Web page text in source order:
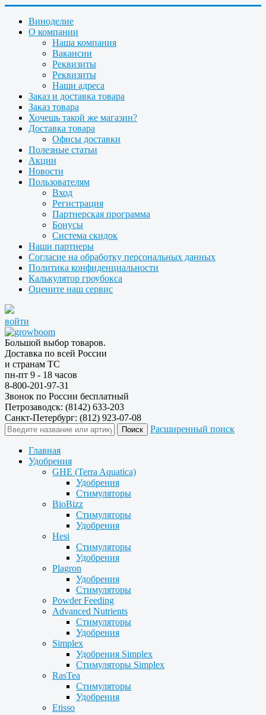
Виноделие
О компании
Наша компания
Вакансии
Реквизиты
Реквизиты
Наши адреса
Заказ и доставка товара
Заказ товара
Хочешь такой же магазин?
Доставка товара
Офисы доставки
Полезные статьи
Акции
Новости
Пользователям
Вход
Регистрация
Партнерская программа
Бонусы
Система скидок
Наши партнеры
Согласие на обработку персональных данных
Политика конфиденциальности
Калькулятор гроубокса
Оцените наш сервис
войти
Большой выбор товаров.
Доставка по всей России
и странам ТС
пн-пт 9 - 18 часов
8-800-201-97-31
Звонок по России бесплатный
Петрозаводск: (8142) 633-203
Санкт-Петербург: (812) 923-07-08
Расширенный поиск
Главная
Удобрения
GHE (Terra Aquatica)
Удобрения
Стимуляторы
BioBizz
Стимуляторы
Удобрения
Hesi
Стимуляторы
Удобрения
Plagron
Удобрения
Стимуляторы
Powder Feeding
Advanced Nutrients
Стимуляторы
Удобрения
Simplex
Удобрения Simplex
Стимуляторы Simplex
RasTea
Стимуляторы
Удобрения
Etisso